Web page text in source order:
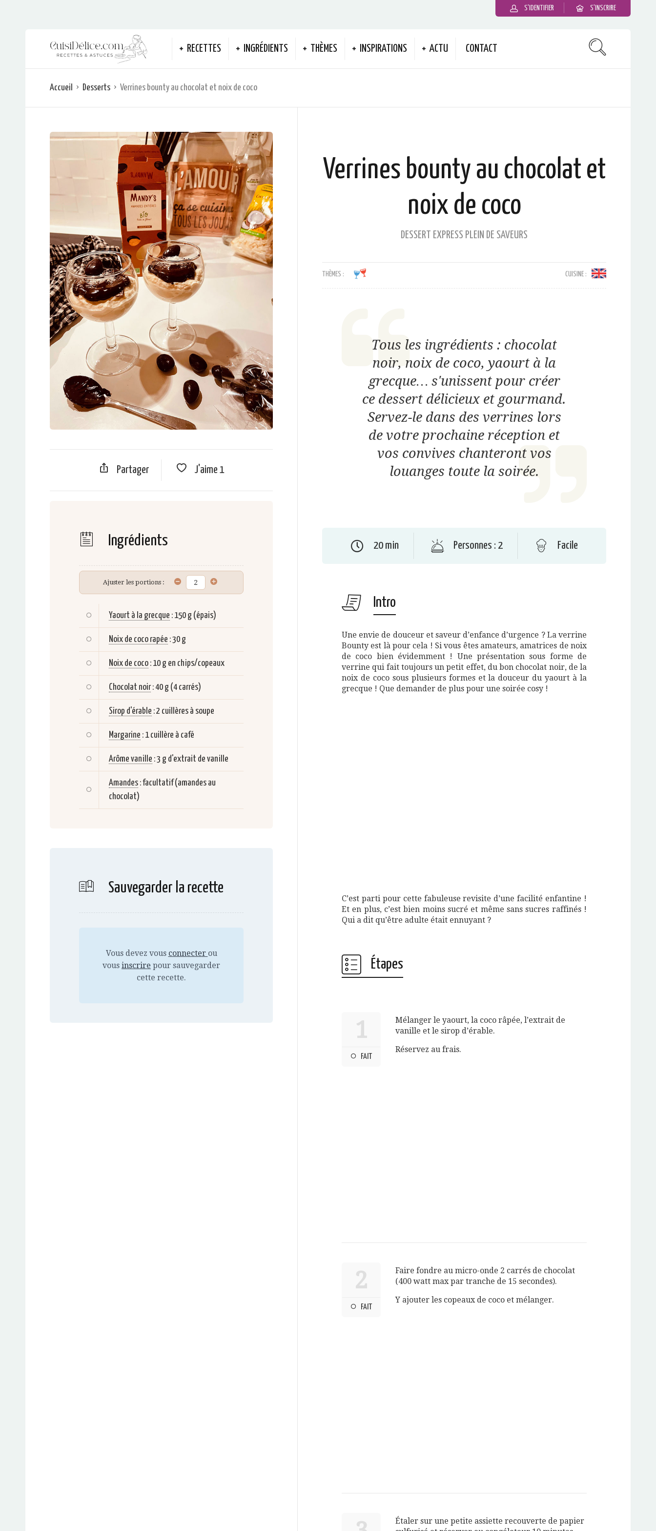
S'IDENTIFIER S'INSCRIRE
RECETTES INGRÉDIENTS THÈMES INSPIRATIONS ACTU CONTACT
Accueil Desserts Verrines bounty au chocolat et noix de coco
Partager J'aime 1
Ingrédients
Ajuster les portions :
Yaourt à la grecque : 150 g (épais)
Noix de coco rapée :30 g
Noix de coco : 10 g en chips/copeaux
Chocolat noir : 40 g (4 carrés)
Sirop d'érable :2 cuillères à soupe
Margarine : 1 cuillère à café
Arôme vanille :3 g d'extrait de vanille
Amandes :facultatif (amandes au
chocolat)
Sauvegarder la recette
Vous devez vous connecter ou
vous inscrire pour sauvegarder
cette recette.
Verrines bounty au chocolat et
noix de coco
DESSERT EXPRESS PLEIN DE SAVEURS
THÈMES : CUISINE :
Tous les ingrédients : chocolat
noir, noix de coco, yaourt à la
grecque… s'unissent pour créer
ce dessert délicieux et gourmand.
Servez-le dans des verrines lors
de votre prochaine réception et
vos convives chanteront vos
louanges toute la soirée.
20 min Personnes : 2 Facile
Intro
Une envie de douceur et saveur d’enfance d’urgence ? La verrine
Bounty est là pour cela ! Si vous êtes amateurs, amatrices de noix
de coco bien évidemment ! Une présentation sous forme de
verrine qui fait toujours un petit effet, du bon chocolat noir, de la
noix de coco sous plusieurs formes et la douceur du yaourt à la
grecque ! Que demander de plus pour une soirée cosy !
C’est parti pour cette fabuleuse revisite d’une facilité enfantine !
Et en plus, c’est bien moins sucré et même sans sucres raffinés !
Qui a dit qu’être adulte était ennuyant ?
Étapes
1
FAIT
Mélanger le yaourt, la coco râpée, l’extrait de
vanille et le sirop d’érable.
Réservez au frais.
2
FAIT
Faire fondre au micro-onde 2 carrés de chocolat
(400 watt max par tranche de 15 secondes).
Y ajouter les copeaux de coco et mélanger.
Étaler sur une petite assiette recouverte de papier